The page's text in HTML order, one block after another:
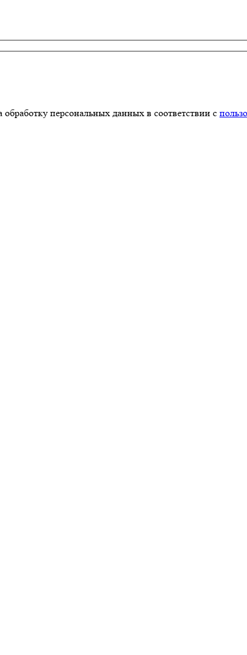
персональных данных в соответствии с